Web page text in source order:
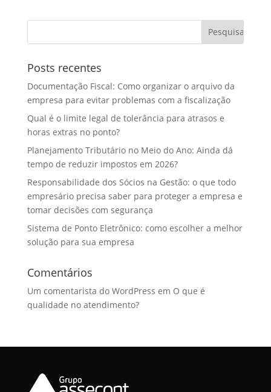
Posts recentes
Documentação Fiscal: Como organizar o arquivo da
empresa para evitar problemas com a fiscalização
Qual é o limite legal de tolerância para atrasos e
horas extras no ponto?
Planejamento Tributário no Meio do Ano: Ainda dá
tempo de reduzir impostos em 2026?
Responsabilidade dos Sócios na Gestão: o que todo
empresário precisa saber para proteger a empresa e
tomar decisões com segurança
Sistema de Ponto Eletrônico: como escolher a melhor
solução para sua empresa
Comentários
Um comentarista do WordPress em O que é
qualidade no atendimento?